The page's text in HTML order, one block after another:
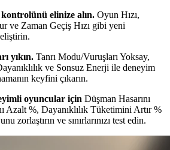
elinize alın. Oyun Hızı,
ve Zaman Geçiş Hızı gibi yeni
yıkın. Tanrı Modu/Vuruşları Yoksay,
ve Sonsuz Enerji ile deneyim
keyfini çıkarın.
oyuncular için Düşman Hasarını
Azalt %, Dayanıklılık Tüketimini Artır %
zorlaştırın ve sınırlarınızı test edin.